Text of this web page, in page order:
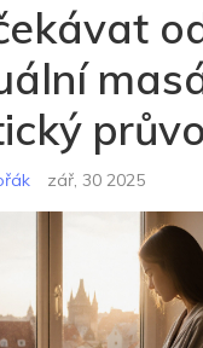
zář, 30 2025